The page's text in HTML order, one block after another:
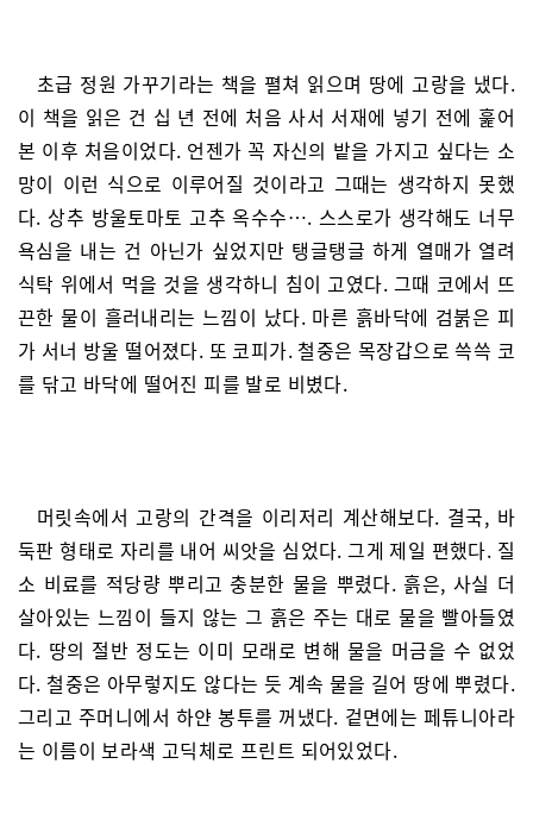
초급 정원 가꾸기라는 책을 펼쳐 읽으며 땅에 고랑을 냈다.
이 책을 읽은 건 십 년 전에 처음 사서 서재에 넣기 전에 훑어
본 이후 처음이었다. 언젠가 꼭 자신의 밭을 가지고 싶다는 소
망이 이런 식으로 이루어질 것이라고 그때는 생각하지 못했
다. 상추 방울토마토 고추 옥수수…. 스스로가 생각해도 너무
욕심을 내는 건 아닌가 싶었지만 탱글탱글 하게 열매가 열려
식탁 위에서 먹을 것을 생각하니 침이 고였다. 그때 코에서 뜨
끈한 물이 흘러내리는 느낌이 났다. 마른 흙바닥에 검붉은 피
가 서너 방울 떨어졌다. 또 코피가. 철중은 목장갑으로 쓱쓱 코
를 닦고 바닥에 떨어진 피를 발로 비볐다.
머릿속에서 고랑의 간격을 이리저리 계산해보다. 결국, 바
둑판 형태로 자리를 내어 씨앗을 심었다. 그게 제일 편했다. 질
소 비료를 적당량 뿌리고 충분한 물을 뿌렸다. 흙은, 사실 더
살아있는 느낌이 들지 않는 그 흙은 주는 대로 물을 빨아들였
다. 땅의 절반 정도는 이미 모래로 변해 물을 머금을 수 없었
다. 철중은 아무렇지도 않다는 듯 계속 물을 길어 땅에 뿌렸다.
그리고 주머니에서 하얀 봉투를 꺼냈다. 겉면에는 페튜니아라
는 이름이 보라색 고딕체로 프린트 되어있었다.